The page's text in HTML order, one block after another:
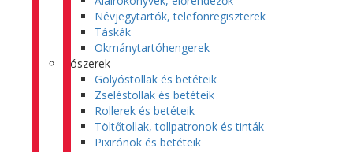
Névjegytartók, telefonregiszterek
Táskák
Okmánytartóhengerek
Írószerek
Golyóstollak és betéteik
Zseléstollak és betéteik
Rollerek és betéteik
Töltőtollak, tollpatronok és tinták
Pixirónok és betéteik